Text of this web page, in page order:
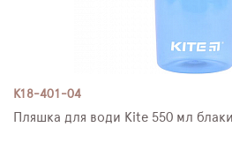
K18-401-04
Пляшка для води Kite 550 мл